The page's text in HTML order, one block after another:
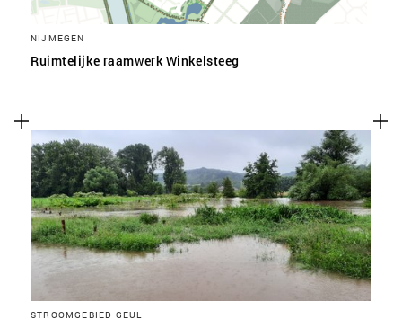
NIJMEGEN
Ruimtelijke raamwerk Winkelsteeg
STROOMGEBIED GEUL